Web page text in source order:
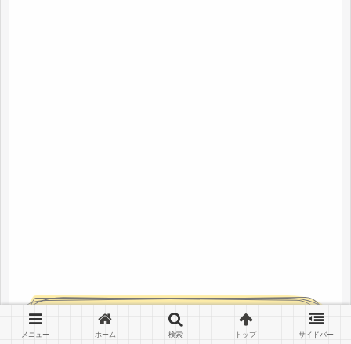
札幌駅で一人ジンギスカンをもっと楽
しむためのQ&A
メニュー ホーム 検索 トップ サイドバー